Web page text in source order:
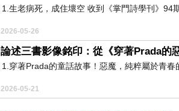
1.生老病死，成住壞空 收到《掌門詩學刊》94
2026-05-26
論述三書影像銘印：從《穿著Prada的
1.穿著Prada的童話故事！惡魔，純粹屬於青春
2026-05-21